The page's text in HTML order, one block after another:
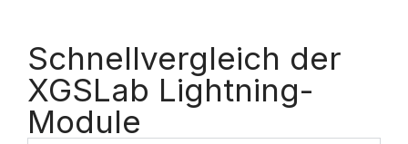
Schnellvergleich der
XGSLab Lightning-
Module